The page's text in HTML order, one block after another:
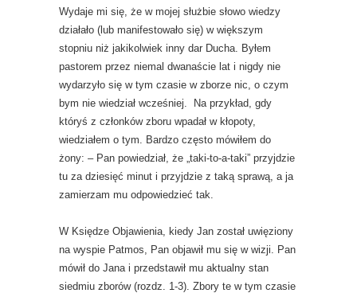
Wydaje mi się, że w mojej służbie słowo wiedzy
działało (lub manifestowało się) w większym
stopniu niż jakikolwiek inny dar Ducha. Byłem
pastorem przez niemal dwanaście lat i nigdy nie
wydarzyło się w tym czasie w zborze nic, o czym
bym nie wiedział wcześniej. Na przykład, gdy
któryś z członków zboru wpadał w kłopoty,
wiedziałem o tym. Bardzo często mówiłem do
żony: – Pan powiedział, że „taki-to-a-taki” przyjdzie
tu za dziesięć minut i przyjdzie z taką sprawą, a ja
zamierzam mu odpowiedzieć tak.
W Księdze Objawienia, kiedy Jan został uwięziony
na wyspie Patmos, Pan objawił mu się w wizji. Pan
mówił do Jana i przedstawił mu aktualny stan
siedmiu zborów (rozdz. 1-3). Zbory te w tym czasie